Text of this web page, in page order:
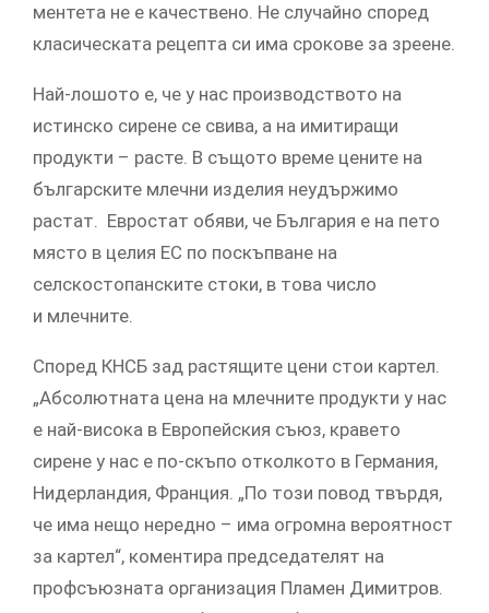
ментета не е качествено. Не случайно според
класическата рецепта си има срокове за зреене.
Най-лошото е, че у нас производството на
истинско сирене се свива, а на имитиращи
продукти – расте. В същото време цените на
българските млечни изделия неудържимо
растат. Евростат обяви, че България е на пето
място в целия ЕС по поскъпване на
селскостопанските стоки, в това число
и млечните.
Според КНСБ зад растящите цени стои картел.
„Абсолютната цена на млечните продукти у нас
е най-висока в Европейския съюз, кравето
сирене у нас е по-скъпо отколкото в Германия,
Нидерландия, Франция. „По този повод твърдя,
че има нещо нередно – има огромна вероятност
за картел“, коментира председателят на
профсъюзната организация Пламен Димитров.